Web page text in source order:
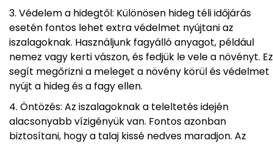
Védelem a hidegtől: Különösen hideg téli időjárás
esetén fontos lehet extra védelmet nyújtani az
iszalagoknak. Használjunk fagyálló anyagot, például
nemez vagy kerti vászon, és fedjük le vele a növényt. Ez
segít megőrizni a meleget a növény körül és védelmet
nyújt a hideg és a fagy ellen.
Öntözés: Az iszalagoknak a teleltetés idején
alacsonyabb vízigényük van. Fontos azonban
biztosítani, hogy a talaj kissé nedves maradjon. Az